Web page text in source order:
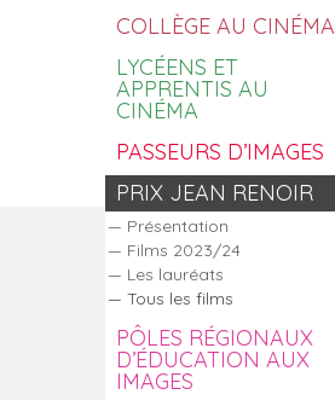
COLLÈGE AU CINÉMA
LYCÉENS ET
APPRENTIS AU
CINÉMA
PASSEURS D’IMAGES
PRIX JEAN RENOIR
Présentation
Films 2023/24
Les lauréats
Tous les films
PÔLES RÉGIONAUX
D’ÉDUCATION AUX
IMAGES